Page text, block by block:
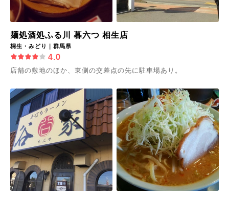
麺処酒処ふる川 暮六つ 相生店
桐生・みどり｜群馬県
4.0
店舗の敷地のほか、東側の交差点の先に駐車場あり。